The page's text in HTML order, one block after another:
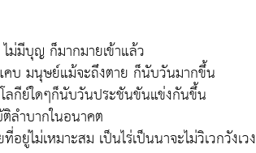
ม่มีบุญ ก็มากมายเข้าแล้ว
บ มนุษย์แม้จะถึงตาย ก็นับวันมากขึ้น
ลกีย์ใดๆก็นับวันประชันขันแข่งกันขึ้น
ลำบากในอนาคต
อยู่ไม่เหมาะสม เป็นไร่เป็นนาจะไม่วิเวกวังเวง